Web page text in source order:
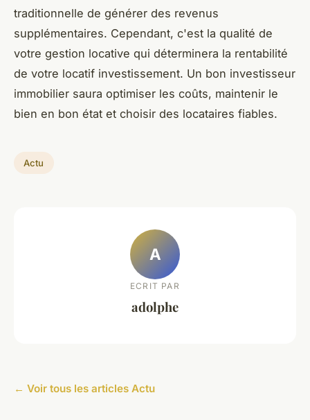
traditionnelle de générer des revenus
supplémentaires. Cependant, c'est la qualité de
votre gestion locative qui déterminera la rentabilité
de votre locatif investissement. Un bon investisseur
immobilier saura optimiser les coûts, maintenir le
bien en bon état et choisir des locataires fiables.
Actu
A
ECRIT PAR
adolphe
← Voir tous les articles Actu